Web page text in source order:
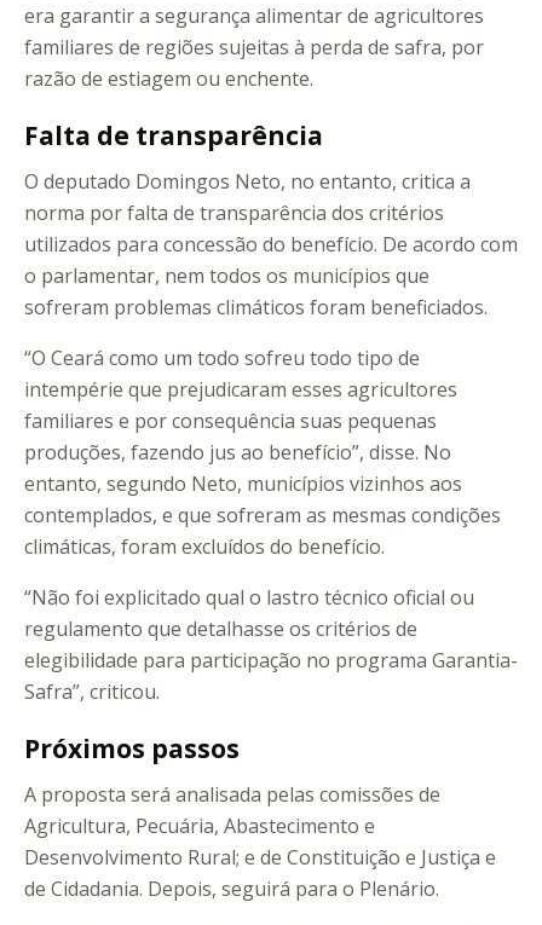
era garantir a segurança alimentar de agricultores
familiares de regiões sujeitas à perda de safra, por
razão de estiagem ou enchente.
Falta de transparência
O deputado Domingos Neto, no entanto, critica a
norma por falta de transparência dos critérios
utilizados para concessão do benefício. De acordo com
o parlamentar, nem todos os municípios que
sofreram problemas climáticos foram beneficiados.
“O Ceará como um todo sofreu todo tipo de
intempérie que prejudicaram esses agricultores
familiares e por consequência suas pequenas
produções, fazendo jus ao benefício”, disse. No
entanto, segundo Neto, municípios vizinhos aos
contemplados, e que sofreram as mesmas condições
climáticas, foram excluídos do benefício.
“Não foi explicitado qual o lastro técnico oficial ou
regulamento que detalhasse os critérios de
elegibilidade para participação no programa Garantia-
Safra”, criticou.
Próximos passos
A proposta será analisada pelas comissões de
Agricultura, Pecuária, Abastecimento e
Desenvolvimento Rural; e de Constituição e Justiça e
de Cidadania. Depois, seguirá para o Plenário.